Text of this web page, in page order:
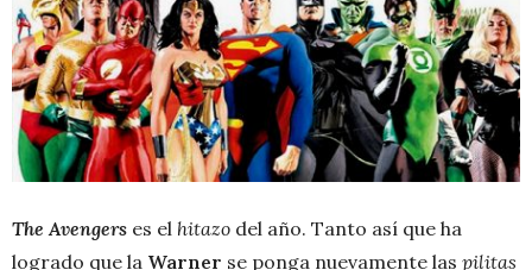
The Avengers es el hitazo del año. Tanto así que ha
logrado que la Warner se ponga nuevamente las pilitas